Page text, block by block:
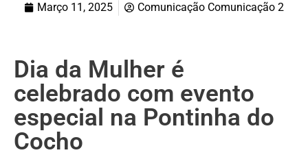
Março 11, 2025 Comunicação Comunicação 2
Dia da Mulher é
celebrado com evento
especial na Pontinha do
Cocho